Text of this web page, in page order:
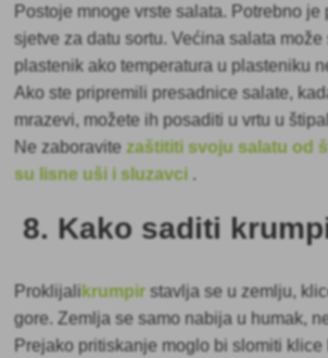
Postoje mnoge vrste salata. Potrebno je
sjetve za datu sortu. Većina salata može
plastenik ako temperatura u plasteniku
Ako ste pripremili presadnice salate,
mrazevi, možete ih posaditi u vrtu u
Ne zaboravitezaštititi svoju salatu od
su lisne uši i sluzavci .
8. Kako saditi
Proklijalikrumpir stavlja se u zemlju,
gore. Zemlja se samo nabija u humak,
Prejako pritiskanje moglo bi slomiti klice